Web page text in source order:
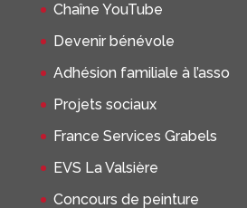
Chaîne YouTube
Devenir bénévole
Adhésion familiale à l’asso
Projets sociaux
France Services Grabels
EVS La Valsière
Concours de peinture